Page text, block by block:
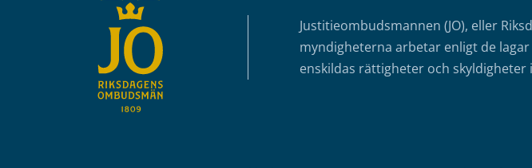
Justitieombudsmannen (JO), eller
myndigheterna arbetar enligt de
enskildas rättigheter och